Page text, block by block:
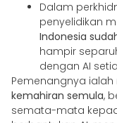
Dalam
penyelidikan
Indonesia
hampir
dengan AI
Pemenangnya
kemahiran semula,
semata-mata